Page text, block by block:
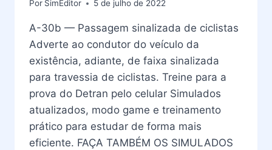
Por SimEditor 5 de julho de 2022
A-30b — Passagem sinalizada de ciclistas
Adverte ao condutor do veículo da
existência, adiante, de faixa sinalizada
para travessia de ciclistas. Treine para a
prova do Detran pelo celular Simulados
atualizados, modo game e treinamento
prático para estudar de forma mais
eficiente. FAÇA TAMBÉM OS SIMULADOS